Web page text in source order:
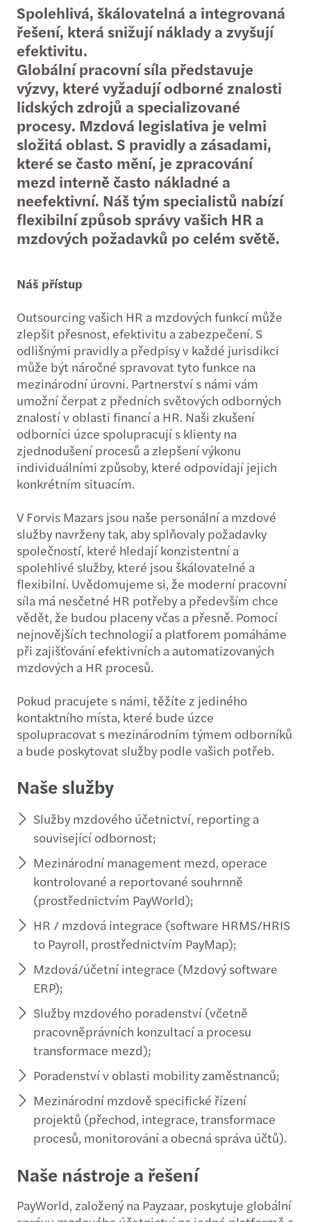
Spolehlivá, škálovatelná a integrovaná
řešení, která snižují náklady a zvyšují
efektivitu.
Globální pracovní síla představuje
výzvy, které vyžadují odborné znalosti
lidských zdrojů a specializované
procesy. Mzdová legislativa je velmi
složitá oblast. S pravidly a zásadami,
které se často mění, je zpracování
mezd interně často nákladné a
neefektivní. Náš tým specialistů nabízí
flexibilní způsob správy vašich HR a
mzdových požadavků po celém světě.
Náš přístup
Outsourcing vašich HR a mzdových funkcí může
zlepšit přesnost, efektivitu a zabezpečení. S
odlišnými pravidly a předpisy v každé jurisdikci
může být náročné spravovat tyto funkce na
mezinárodní úrovni. Partnerství s námi vám
umožní čerpat z předních světových odborných
znalostí v oblasti financí a HR. Naši zkušení
odborníci úzce spolupracují s klienty na
zjednodušení procesů a zlepšení výkonu
individuálními způsoby, které odpovídají jejich
konkrétním situacím.
V Forvis Mazars jsou naše personální a mzdové
služby navrženy tak, aby splňovaly požadavky
společností, které hledají konzistentní a
spolehlivé služby, které jsou škálovatelné a
flexibilní. Uvědomujeme si, že moderní pracovní
síla má nesčetné HR potřeby a především chce
vědět, že budou placeny včas a přesně. Pomocí
nejnovějších technologií a platforem pomáháme
při zajišťování efektivních a automatizovaných
mzdových a HR procesů.
Pokud pracujete s námi, těžíte z jediného
kontaktního místa, které bude úzce
spolupracovat s mezinárodním týmem odborníků
a bude poskytovat služby podle vašich potřeb.
Naše služby
Služby mzdového účetnictví, reporting a
související odbornost;
Mezinárodní management mezd, operace
kontrolované a reportované souhrnně
(prostřednictvím PayWorld);
HR / mzdová integrace (software HRMS/HRIS
to Payroll, prostřednictvím PayMap);
Mzdová/účetní integrace (Mzdový software
ERP);
Služby mzdového poradenství (včetně
pracovněprávních konzultací a procesu
transformace mezd);
Poradenství v oblasti mobility zaměstnanců;
Mezinárodní mzdově specifické řízení
projektů (přechod, integrace, transformace
procesů, monitorování a obecná správa účtů).
Naše nástroje a řešení
PayWorld, založený na Payzaar, poskytuje globální